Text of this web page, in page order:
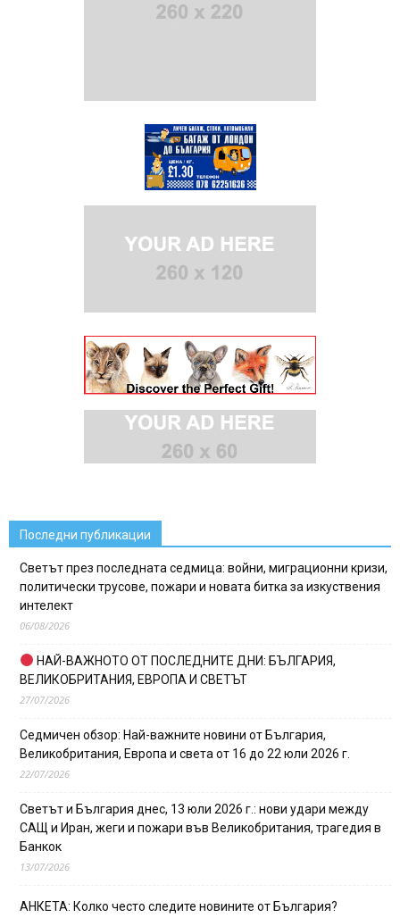
Последни публикации
Светът през последната седмица: войни, миграционни кризи,
политически трусове, пожари и новата битка за изкуствения
интелект
06/08/2026
НАЙ-ВАЖНОТО ОТ ПОСЛЕДНИТЕ ДНИ: БЪЛГАРИЯ,
ВЕЛИКОБРИТАНИЯ, ЕВРОПА И СВЕТЪТ
27/07/2026
Седмичен обзор: Най-важните новини от България,
Великобритания, Европа и света от 16 до 22 юли 2026 г.
22/07/2026
Светът и България днес, 13 юли 2026 г.: нови удари между
САЩ и Иран, жеги и пожари във Великобритания, трагедия в
Банкок
13/07/2026
АНКЕТА: Колко често следите новините от България?